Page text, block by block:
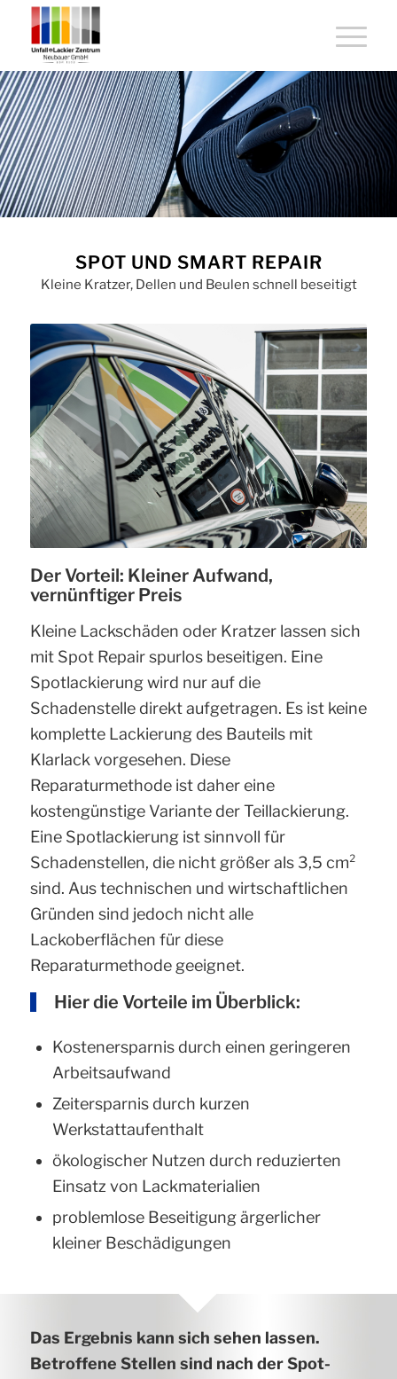
SPOT UND SMART REPAIR
Kleine Kratzer, Dellen und Beulen schnell beseitigt
Der Vorteil: Kleiner Aufwand,
vernünftiger Preis
Kleine Lackschäden oder Kratzer lassen sich
mit Spot Repair spurlos beseitigen. Eine
Spotlackierung wird nur auf die
Schadenstelle direkt aufgetragen. Es ist keine
komplette Lackierung des Bauteils mit
Klarlack vorgesehen. Diese
Reparaturmethode ist daher eine
kostengünstige Variante der Teillackierung.
Eine Spotlackierung ist sinnvoll für
Schadenstellen, die nicht größer als 3,5 cm²
sind. Aus technischen und wirtschaftlichen
Gründen sind jedoch nicht alle
Lackoberflächen für diese
Reparaturmethode geeignet.
Hier die Vorteile im Überblick:
Kostenersparnis durch einen geringeren
Arbeitsaufwand
Zeitersparnis durch kurzen
Werkstattaufenthalt
ökologischer Nutzen durch reduzierten
Einsatz von Lackmaterialien
problemlose Beseitigung ärgerlicher
kleiner Beschädigungen
Das Ergebnis kann sich sehen lassen.
Betroffene Stellen sind nach der Spot-